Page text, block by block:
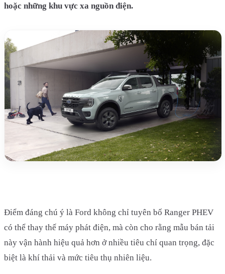
hoặc những khu vực xa nguồn điện.
Điểm đáng chú ý là Ford không chỉ tuyên bố Ranger PHEV
có thể thay thế máy phát điện, mà còn cho rằng mẫu bán tải
này vận hành hiệu quả hơn ở nhiều tiêu chí quan trọng, đặc
biệt là khí thải và mức tiêu thụ nhiên liệu.